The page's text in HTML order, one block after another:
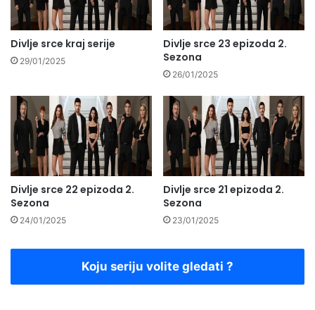
Divlje srce kraj serije
29/01/2025
Divlje srce 23 epizoda 2.
Sezona
26/01/2025
Divlje srce 22 epizoda 2.
Sezona
24/01/2025
Divlje srce 21 epizoda 2.
Sezona
23/01/2025
Koju seriju volite gledati ?